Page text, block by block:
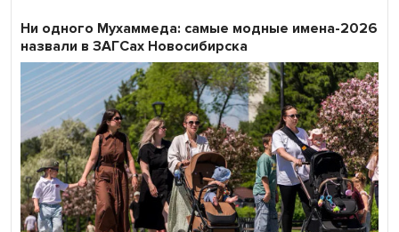
Ни одного Мухаммеда: самые модные имена-2026
назвали в ЗАГСах Новосибирска